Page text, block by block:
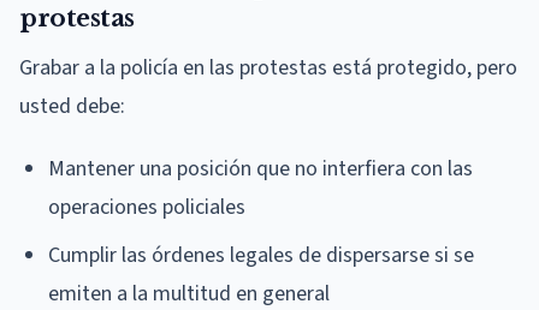
protestas
Grabar a la policía en las protestas está protegido, pero
usted debe:
Mantener una posición que no interfiera con las
operaciones policiales
Cumplir las órdenes legales de dispersarse si se
emiten a la multitud en general